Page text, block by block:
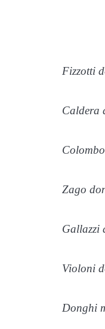
Fizzotti
Caldera
Zago
Gallazzi
Violoni
Donghi